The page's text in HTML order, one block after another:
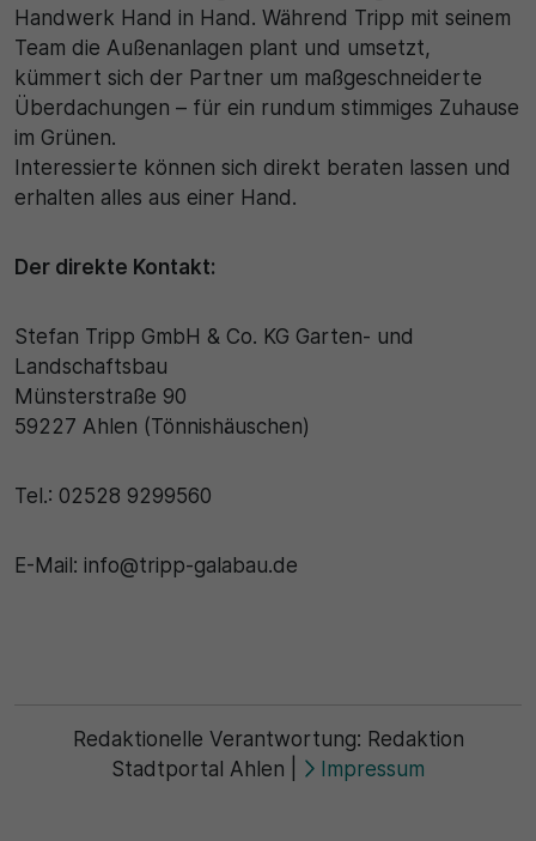
Handwerk Hand in Hand. Während Tripp mit seinem
Team die Außenanlagen plant und umsetzt,
kümmert sich der Partner um maßgeschneiderte
Überdachungen – für ein rundum stimmiges Zuhause
im Grünen.
Interessierte können sich direkt beraten lassen und
erhalten alles aus einer Hand.
Der direkte Kontakt:
Stefan Tripp GmbH & Co. KG Garten- und
Landschaftsbau
Münsterstraße 90
59227 Ahlen (Tönnishäuschen)
Tel.: 02528 9299560
E-Mail: info@tripp-galabau.de
Redaktionelle Verantwortung: Redaktion
Stadtportal Ahlen
Impressum
30 Minuten
Zweck
Wird für statistische Zwecke verwendet, um
vorübergehende Daten des Besuchs zu speichern.